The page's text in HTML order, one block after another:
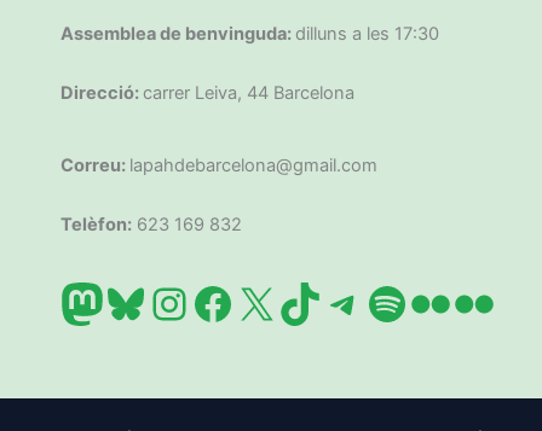
Assemblea de benvinguda: dilluns a les 17:30
Direcció: carrer Leiva, 44 Barcelona
Correu: lapahdebarcelona@gmail.com
Telèfon: 623 169 832
Mastodon
Bluesky
Instagram
Facebook
X TikTok
Telegram
Spotify
Flickr